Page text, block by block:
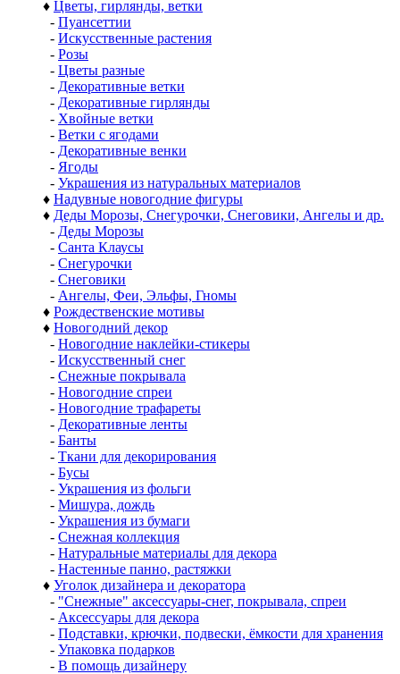
♦ Цветы, гирлянды, ветки
- Пуансеттии
- Искусственные растения
- Розы
- Цветы разные
- Декоративные ветки
- Декоративные гирлянды
- Хвойные ветки
- Ветки с ягодами
- Декоративные венки
- Ягоды
- Украшения из натуральных материалов
♦ Надувные новогодние фигуры
♦ Деды Морозы, Снегурочки, Снеговики, Ангелы и др.
- Деды Морозы
- Санта Клаусы
- Снегурочки
- Снеговики
- Ангелы, Феи, Эльфы, Гномы
♦ Рождественские мотивы
♦ Новогодний декор
- Новогодние наклейки-стикеры
- Искусственный снег
- Снежные покрывала
- Новогодние спреи
- Новогодние трафареты
- Декоративные ленты
- Банты
- Ткани для декорирования
- Бусы
- Украшения из фольги
- Мишура, дождь
- Украшения из бумаги
- Снежная коллекция
- Натуральные материалы для декора
- Настенные панно, растяжки
♦ Уголок дизайнера и декоратора
- "Снежные" аксессуары-снег, покрывала, спреи
- Аксессуары для декора
- Подставки, крючки, подвески, ёмкости для хранения
- Упаковка подарков
- В помощь дизайнеру